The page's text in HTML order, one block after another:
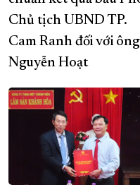
Chủ tịch UBND TP.
Cam Ranh đối với ông
Nguyễn Hoạt